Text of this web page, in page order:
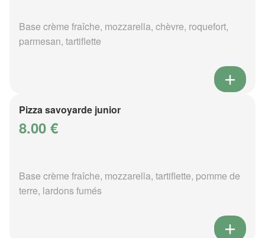
Base crème fraîche, mozzarella, chèvre, roquefort,
parmesan, tartiflette
Pizza savoyarde junior
8.00 €
Base crème fraîche, mozzarella, tartiflette, pomme de
terre, lardons fumés